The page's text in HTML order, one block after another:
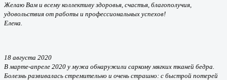
Желаю Вам и всему коллективу здоровья, счастья, благополучия,
удовольствия от работы и профессиональных успехов!
Елена.
18 августа 2020
В марте-апреле 2020 у мужа обнаружили саркому мягких тканей бедра.
Болезнь развивалась стремительно и очень страшно: с быстрой потерей